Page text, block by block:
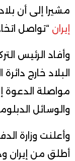
مشيرا إلى أن
إيران “تواصل
وأفاد الرئيس
البلاد خارج
مواصلة الدعوة
والوسائل
وأعلنت وزارة
أطلق من إيران